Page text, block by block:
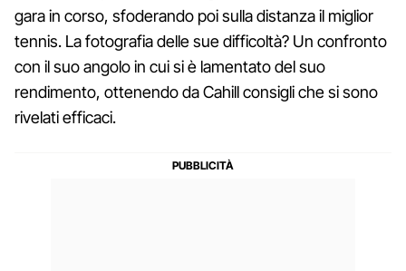
gara in corso, sfoderando poi sulla distanza il miglior
tennis. La fotografia delle sue difficoltà? Un confronto
con il suo angolo in cui si è lamentato del suo
rendimento, ottenendo da Cahill consigli che si sono
rivelati efficaci.